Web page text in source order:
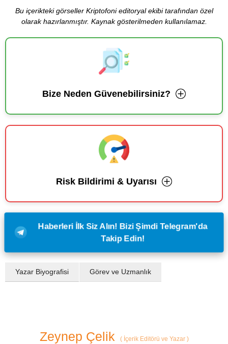
Bu içerikteki görseller Kriptofoni editoryal ekibi tarafından özel
olarak hazırlanmıştır. Kaynak gösterilmeden kullanılamaz.
Bize Neden Güvenebilirsiniz?
Risk Bildirimi & Uyarısı
Haberleri İlk Siz Alın! Bizi Şimdi Telegram'da
Takip Edin!
Yazar Biyografisi Görev ve Uzmanlık
Zeynep Çelik (İçerik Editörü ve Yazar )